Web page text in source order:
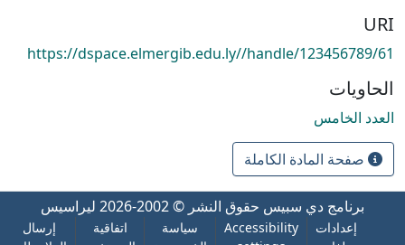
URI
https://dspace.elmergib.edu.ly//handle/123456789/61
الحاويات
العدد الخامس
صفحة المادة الكاملة
برنامج دي سبيس حقوق النشر © 2002-2026 ليراسيس
إعدادات
Accessibility
سياسة
اتفاقية
إرسال